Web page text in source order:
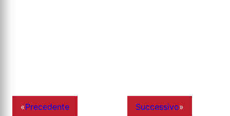
«Precedente Successivo»